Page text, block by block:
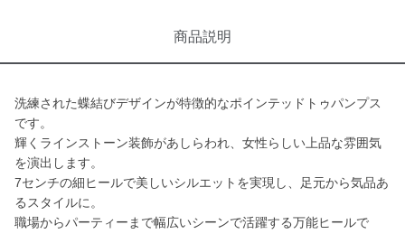
商品説明
洗練された蝶結びデザインが特徴的なポインテッドトゥパンプス
です。
輝くラインストーン装飾があしらわれ、女性らしい上品な雰囲気
を演出します。
7センチの細ヒールで美しいシルエットを実現し、足元から気品あ
るスタイルに。
職場からパーティーまで幅広いシーンで活躍する万能ヒールで